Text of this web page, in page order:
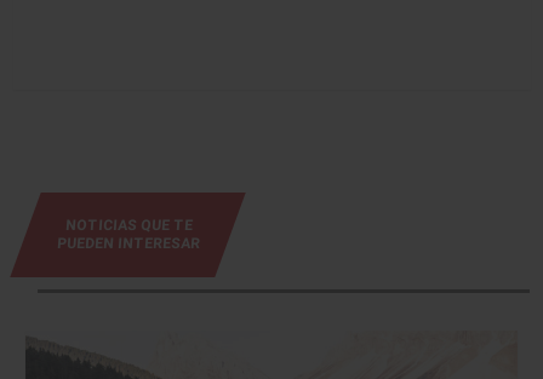
NOTICIAS QUE TE
PUEDEN INTERESAR